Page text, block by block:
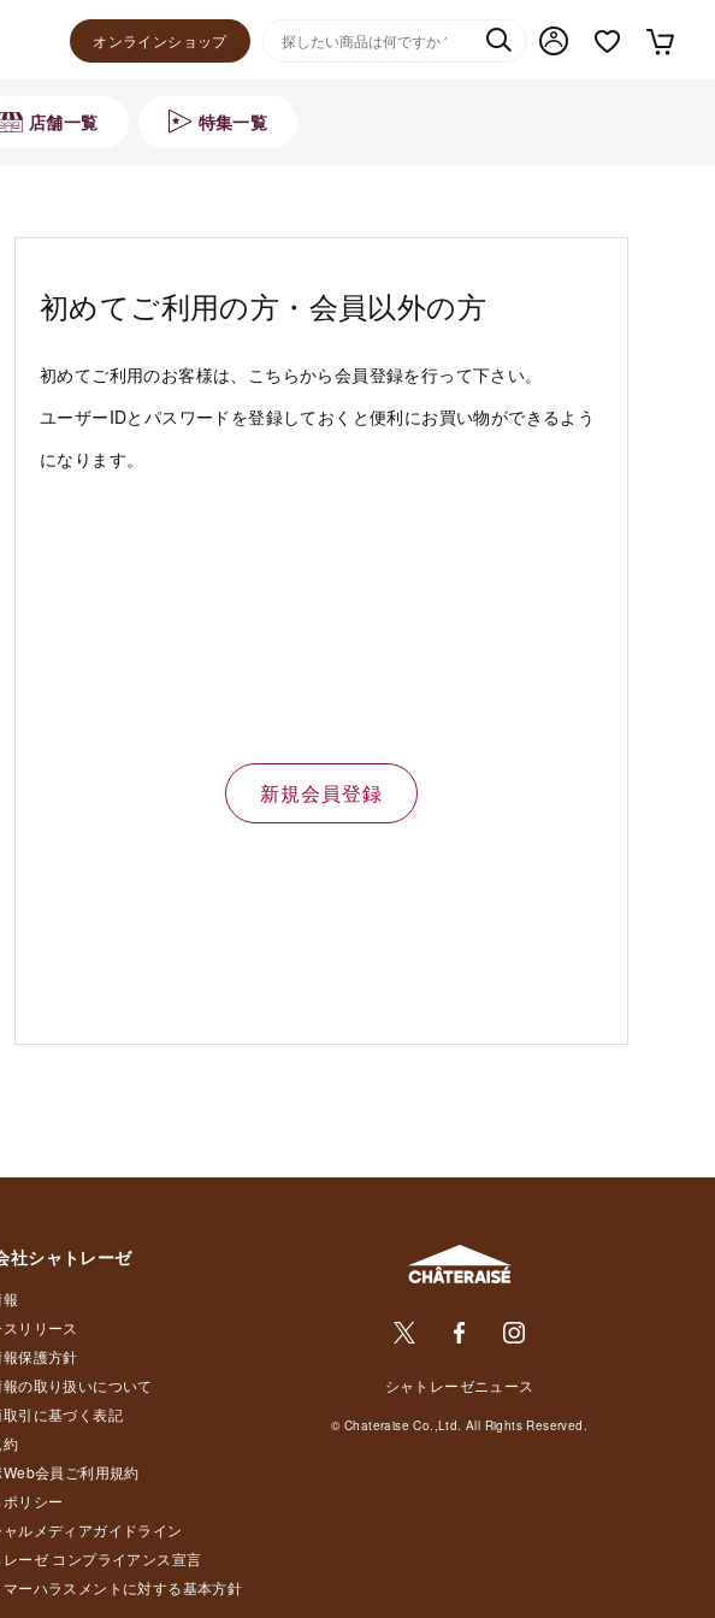
オンラインショップ
店舗一覧 特集一覧
初めてご利用の方・会員以外の方
初めてご利用のお客様は、こちらから会員登録を行って下さい。
ユーザーIDとパスワードを登録しておくと便利にお買い物ができるよう
になります。
社シャトレーゼ
リリース
保護方針
の取り扱いについて
引に基づく表記
約
Web会員ご利用規約
リシー
ャルメディアガイドライン
レーゼ コンプライアンス宣言
マーハラスメントに対する基本方針
シャトレーゼニュース
© Chateraise Co.,Ltd. All Rights Reserved.